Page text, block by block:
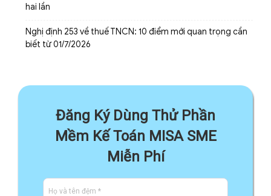
hai lần
Nghị định 253 về thuế TNCN: 10 điểm mới quan trọng cần
biết từ 01/7/2026
Đăng Ký Dùng Thử Phần
Mềm Kế Toán MISA SME
Miễn Phí